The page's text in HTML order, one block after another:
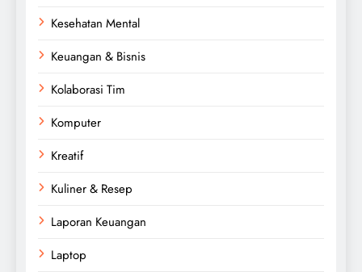
Kesehatan Mental
Keuangan & Bisnis
Kolaborasi Tim
Komputer
Kreatif
Kuliner & Resep
Laporan Keuangan
Laptop